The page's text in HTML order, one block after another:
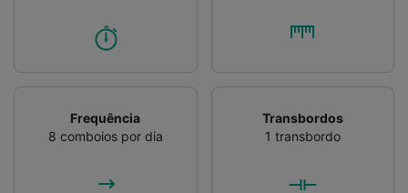
Frequência
8 comboios por dia
Transbordos
1 transbordo